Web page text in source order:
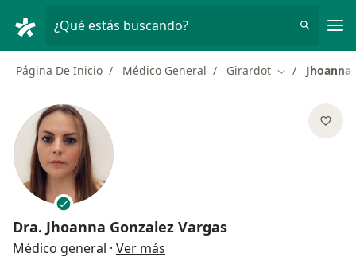
¿Qué estás buscando?
Página De Inicio Médico General Girardot Cambiar de
Jhoanna
Dra. Jhoanna Gonzalez Vargas
Médico general · Ver más